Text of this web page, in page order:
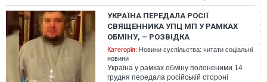
УКРАЇНА ПЕРЕДАЛА РОСІЇ
СВЯЩЕННИКА УПЦ МП У РАМКАХ
ОБМІНУ, – РОЗВІДКА
Категорія: Новини суспільства: читати соціальні
новини
Україна у рамках обміну полоненими 14
грудня передала російській стороні